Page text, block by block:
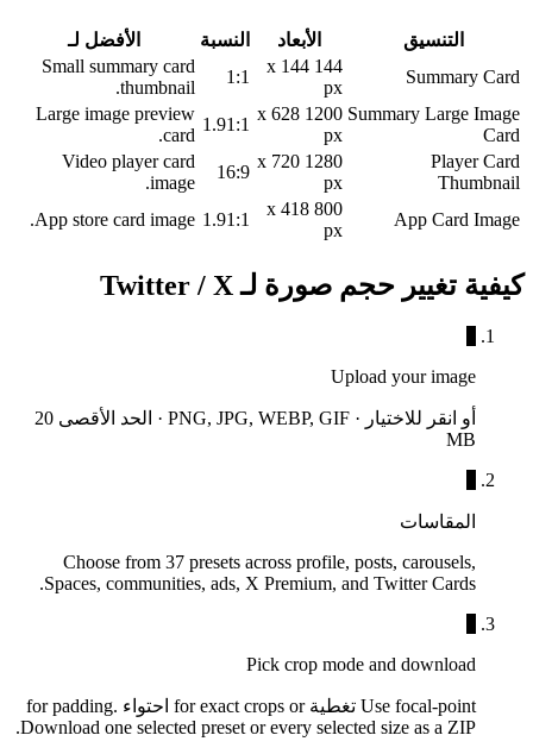
التنسيق الأبعاد النسبة
الأفضل لـ
Summary Card
144 x 144
px
1:1
Small summary card
thumbnail.
Summary Large Image
Card
1200 x 628
px
1.91:1
Large image preview
card.
Player Card
Thumbnail
1280 x 720
px
16:9
Video player card
image.
App Card Image
800 x 418
px
1.91:1
App store card image.
كيفية تغيير حجم صورة لـ Twitter / X
Upload your image
أو انقر للاختيار · PNG, JPG, WEBP, GIF · الحد الأقصى 20
MB
المقاسات
Choose from 37 presets across profile, posts, carousels,
Spaces, communities, ads, X Premium, and Twitter Cards.
Pick crop mode and download
Use focal-point تغطية for exact crops or احتواء for padding.
Download one selected preset or every selected size as a ZIP.